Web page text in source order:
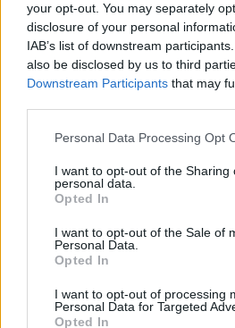
your opt-out. You may separately
disclosure of your personal
IAB’s list of downstream
also be disclosed by us to third
Downstream Participants that may
Please note that this website/app
not limited to your visit or usage
grant or deny consent to Google
use your data for below specified
consent section.
Personal Data Processing Opt
I want to opt-out of the Sharing
personal data.
Opted In
I want to opt-out of the Sale of
Personal Data.
Opted In
I want to opt-out of processing
Personal Data for Targeted
Opted In
Η Ένωση Ποντίων Γλυφάδας
27/03/2023 - 1:29μμ